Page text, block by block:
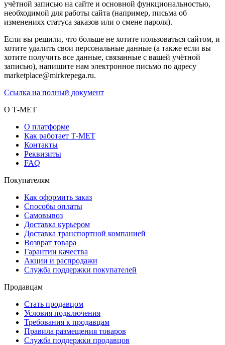
учётной записью на сайте и основной функциональностью,
необходимой для работы сайта (например, письма об
изменениях статуса заказов или о смене пароля).
Если вы решили, что больше не хотите пользоваться сайтом, и
хотите удалить свои персональные данные (а также если вы
хотите получить все данные, связанные с вашей учётной
записью), напишите нам электронное письмо по адресу
marketplace@mirkrepega.ru.
Ссылка на полный документ
О Т-МЕТ
О платформе
Как работает Т-МЕТ
Контакты
Реквизиты
FAQ
Покупателям
Как оформить заказ
Способы оплаты
Самовывоз
Доставка курьером
Доставка транспортной компанией
Возврат товара
Гарантии качества
Акции и распродажи
Служба поддержки покупателей
Продавцам
Стать продавцом
Условия подключения
Требования к продавцам
Правила размещения товаров
Служба поддержки продавцов